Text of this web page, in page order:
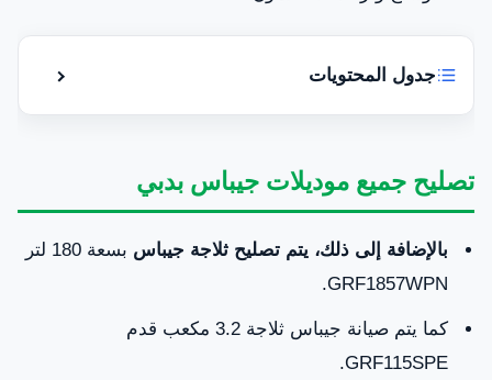
جدول المحتويات إظهار أو
شركة صيانة ثلاجات جيباس في دبي
تصليح جميع موديلات جيباس بدبي
قطع غيار ثلاجات جيباس Geepas دبي أصلية
المناطق التي تتمتع بخدمات صيانة ثلاجات جيباس في
دبي
رقم شركة خدمات صيانة ثلاجات جيباس
تصليح جميع موديلات جيباس بدبي
بالإضافة إلى ذلك، يتم تصليح ثلاجة جيباس
بسعة 180 لتر
GRF1857WPN.
كما يتم صيانة جيباس ثلاجة 3.2 مكعب قدم
GRF115SPE.